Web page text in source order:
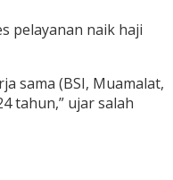
pelayanan naik haji
sama (BSI, Muamalat,
tahun,” ujar salah